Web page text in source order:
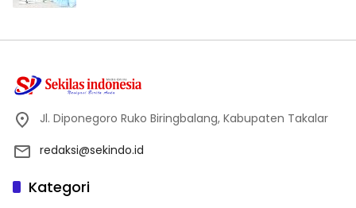
Jl. Diponegoro Ruko Biringbalang, Kabupaten Takalar
redaksi@sekindo.id
Kategori